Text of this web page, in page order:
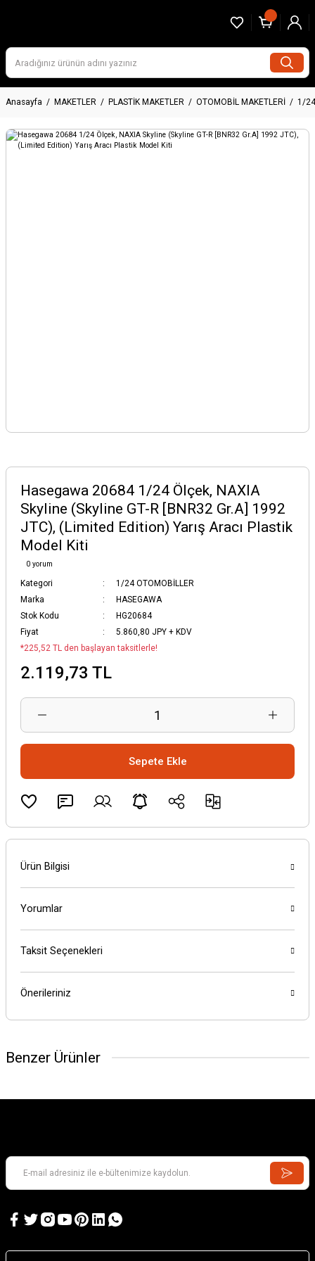
Anasayfa MAKETLER PLASTİK MAKETLER OTOMOBİL MAKETLERİ 1/
Hasegawa 20684 1/24 Ölçek, NAXIA
Skyline (Skyline GT-R [BNR32 Gr.A] 1992
JTC), (Limited Edition) Yarış Aracı Plastik
Model Kiti
0 yorum
Kategori
1/24 OTOMOBİLLER
Marka
HASEGAWA
Stok Kodu
HG20684
Fiyat
5.860,80 JPY + KDV
*225,52 TL den başlayan taksitlerle!
2.119,73 TL
Sepete Ekle
Ürün Bilgisi
Yorumlar
Taksit Seçenekleri
Önerileriniz
Benzer Ürünler